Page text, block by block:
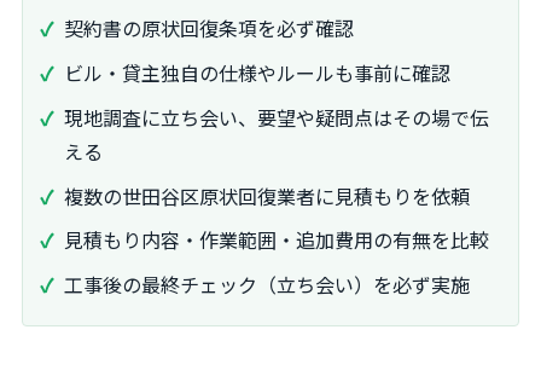
契約書の原状回復条項を必ず確認
ビル・貸主独自の仕様やルールも事前に確認
現地調査に立ち会い、要望や疑問点はその場で伝
える
複数の世田谷区原状回復業者に見積もりを依頼
見積もり内容・作業範囲・追加費用の有無を比較
工事後の最終チェック（立ち会い）を必ず実施